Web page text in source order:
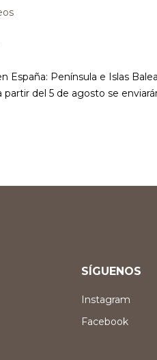
España: Península e Islas
partir del 5 de agosto se
SÍGUENOS
Instagram
Facebook